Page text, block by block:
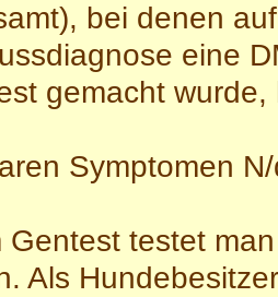
bei denen
eine
gemacht
Symptomen
Gentest testet
Als